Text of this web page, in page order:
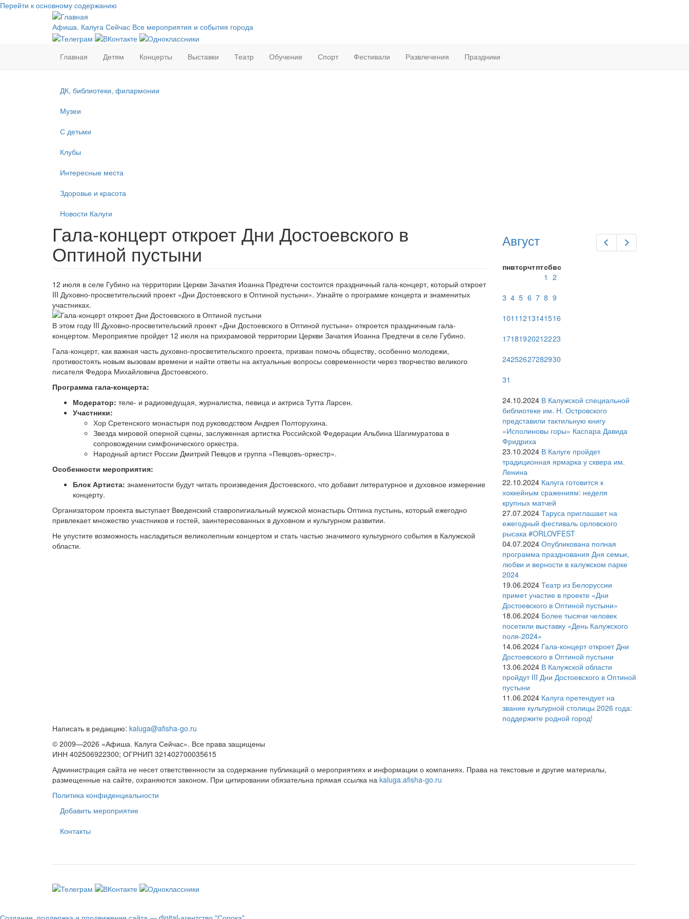
Перейти к основному содержанию
Афиша. Калуга Сейчас Все мероприятия и события города
Главная Детям Концерты Выставки Театр Обучение Спорт Фестивали Развлечения Праздники
ДК, библиотеки, филармонии
Музеи
С детьми
Клубы
Интересные места
Здоровье и красота
Новости Калуги
Гала-концерт откроет Дни Достоевского в
Оптиной пустыни
12 июля в селе Губино на территории Церкви Зачатия Иоанна Предтечи состоится праздничный гала-концерт, который откроет
III Духовно-просветительский проект «Дни Достоевского в Оптиной пустыни». Узнайте о программе концерта и знаменитых
участниках.
В этом году III Духовно-просветительский проект «Дни Достоевского в Оптиной пустыни» откроется праздничным гала-
концертом. Мероприятие пройдет 12 июля на прихрамовой территории Церкви Зачатия Иоанна Предтечи в селе Губино.
Гала-концерт, как важная часть духовно-просветительского проекта, призван помочь обществу, особенно молодежи,
противостоять новым вызовам времени и найти ответы на актуальные вопросы современности через творчество великого
писателя Федора Михайловича Достоевского.
Программа гала-концерта:
Модератор: теле- и радиоведущая, журналистка, певица и актриса Тутта Ларсен.
Участники:
Хор Сретенского монастыря под руководством Андрея Полторухина.
Звезда мировой оперной сцены, заслуженная артистка Российской Федерации Альбина Шагимуратова в
сопровождении симфонического оркестра.
Народный артист России Дмитрий Певцов и группа «Певцовъ-оркестр».
Особенности мероприятия:
Блок Артиста: знаменитости будут читать произведения Достоевского, что добавит литературное и духовное измерение
концерту.
Организатором проекта выступает Введенский ставропигиальный мужской монастырь Оптина пустынь, который ежегодно
привлекает множество участников и гостей, заинтересованных в духовном и культурном развитии.
Не упустите возможность насладиться великолепным концертом и стать частью значимого культурного события в Калужской
области.
Предыдущий
Август
пнвтсрчтптсбвс
1 2
3 4 5 6 7 8 9
1011 1213141516
17181920212223
24252627282930
31
24.10.2024 В Калужской специальной
библиотеке им. Н. Островского
представили тактильную книгу
«Исполиновы горы» Каспара Давида
Фридриха
23.10.2024 В Калуге пройдет
традиционная ярмарка у сквера им.
Ленина
22.10.2024 Калуга готовится к
хоккейным сражениям: неделя
крупных матчей
27.07.2024 Таруса приглашает на
ежегодный фестиваль орловского
рысака #ORLOVFEST
04.07.2024 Опубликована полная
программа празднования Дня семьи,
любви и верности в калужском парке
2024
19.06.2024 Театр из Белоруссии
примет участие в проекте «Дни
Достоевского в Оптиной пустыни»
18.06.2024 Более тысячи человек
посетили выставку «День Калужского
поля-2024»
14.06.2024 Гала-концерт откроет Дни
Достоевского в Оптиной пустыни
13.06.2024 В Калужской области
пройдут III Дни Достоевского в Оптиной
пустыни
11.06.2024 Калуга претендует на
звание культурной столицы 2026 года:
поддержите родной город!
Написать в редакцию: kaluga@afisha-go.ru
© 2009—2026 «Афиша. Калуга Сейчас». Все права защищены
ИНН 402506922300; ОГРНИП 321402700035615
Администрация сайта не несет ответственности за содержание публикаций о мероприятиях и информации о компаниях. Права на текстовые и другие материалы,
размещенные на сайте, охраняются законом. При цитировании обязательна прямая ссылка на kaluga.afisha-go.ru
Политика конфиденциальности
Добавить мероприятие
Контакты